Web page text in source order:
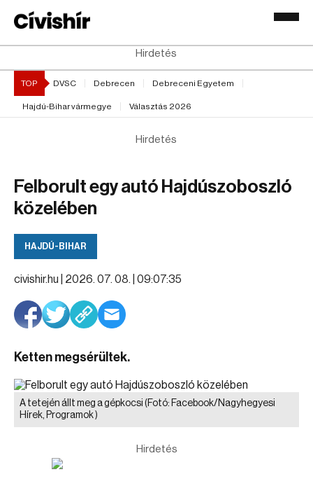
Hirdetés
TOP DVSC Debrecen Debreceni Egyetem
Hajdú-Bihar vármegye Választás 2026
Hirdetés
Felborult egy autó Hajdúszoboszló
közelében
HAJDÚ-BIHAR
civishir.hu | 2026. 07. 08. | 09:07:35
Ketten megsérültek.
A tetején állt meg a gépkocsi (Fotó: Facebook/Nagyhegyesi
Hírek, Programok )
Hirdetés